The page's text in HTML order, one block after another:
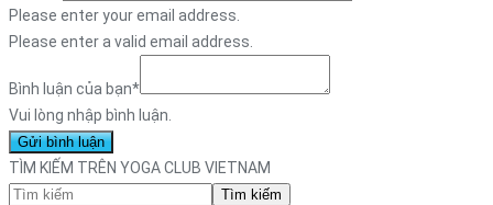
Please enter your email address.
Please enter a valid email address.
Bình luận của bạn*
Vui lòng nhập bình luận.
TÌM KIẾM TRÊN YOGA CLUB VIETNAM
Tìm kiếm